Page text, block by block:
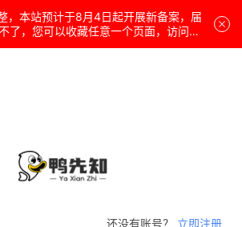
，本站预计于8月4日起开展新备案，届
了，您可以收藏任意一个页面，访问网
站！
还没有账号？ 立即注册